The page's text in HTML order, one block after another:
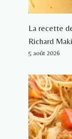
La recette
Richard
5 août 2026